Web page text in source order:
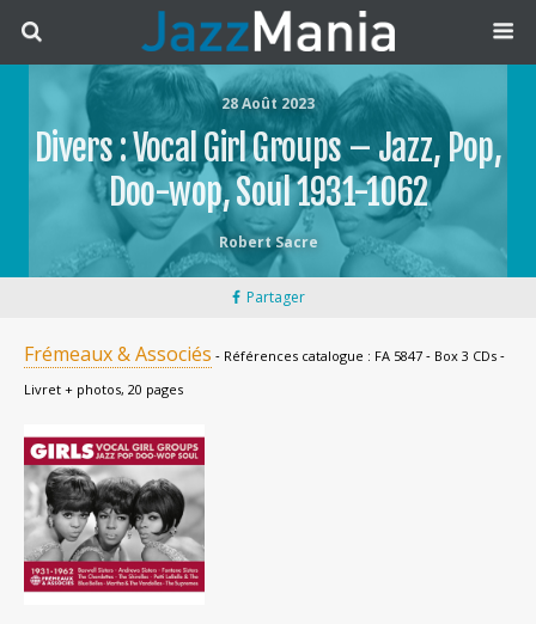
28 Août 2023
Divers : Vocal Girl Groups – Jazz, Pop,
Doo-wop, Soul 1931-1062
Robert Sacre
Partager
Frémeaux & Associés ‐ Références catalogue : FA 5847 ‐ Box 3 CDs ‐
Livret + photos, 20 pages